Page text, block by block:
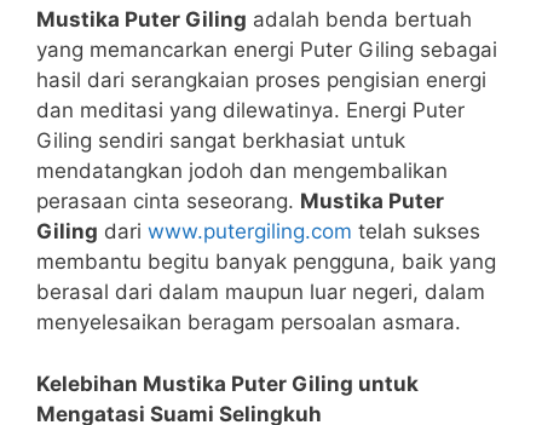
Mustika Puter Giling adalah benda bertuah
yang memancarkan energi Puter Giling sebagai
hasil dari serangkaian proses pengisian energi
dan meditasi yang dilewatinya. Energi Puter
Giling sendiri sangat berkhasiat untuk
mendatangkan jodoh dan mengembalikan
perasaan cinta seseorang. Mustika Puter
Giling dari www.putergiling.com telah sukses
membantu begitu banyak pengguna, baik yang
berasal dari dalam maupun luar negeri, dalam
menyelesaikan beragam persoalan asmara.
Kelebihan Mustika Puter Giling untuk
Mengatasi Suami Selingkuh